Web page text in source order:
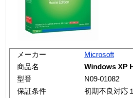
メーカー
Microsoft
商品名
Windows XP
型番
N09-01082
保証条件
初期不良対応